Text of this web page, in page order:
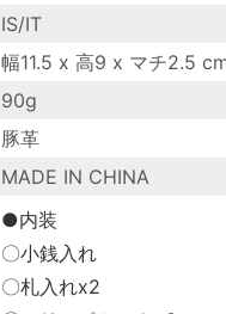
IS/IT
幅11.5 x 高9 x マチ2.5
90g
豚革
MADE IN CHINA
●内装
〇小銭入れ
〇札入れx2